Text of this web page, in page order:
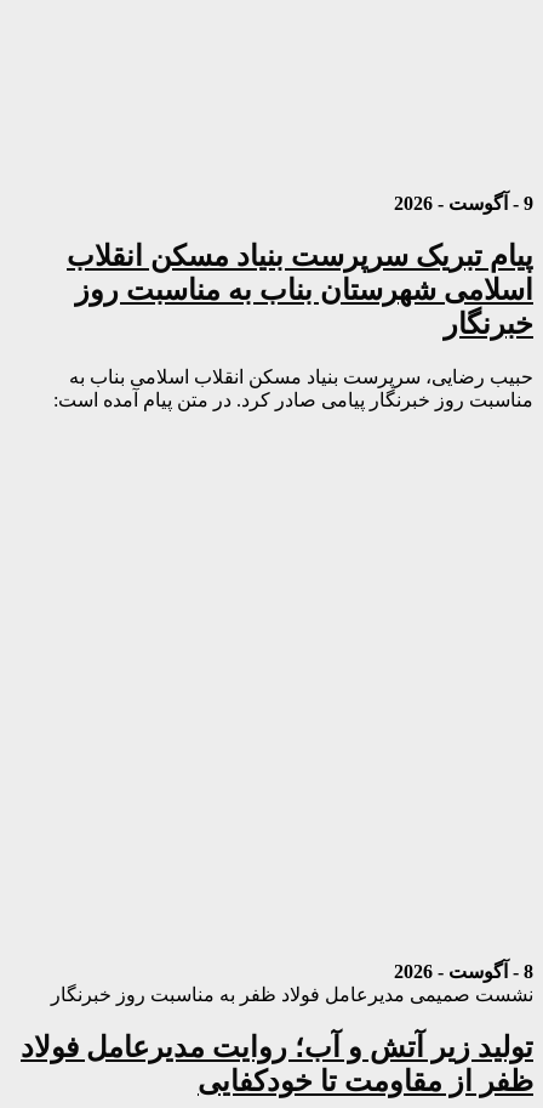
9 - آگوست - 2026
پیام تبریک سرپرست بنیاد مسکن انقلاب
اسلامی شهرستان بناب به مناسبت روز
خبرنگار
حبیب رضایی، سرپرست بنیاد مسکن انقلاب اسلامی بناب به
مناسبت روز خبرنگار پیامی صادر کرد. در متن پیام آمده است:
8 - آگوست - 2026
نشست صمیمی مدیرعامل فولاد ظفر به مناسبت روز خبرنگار
تولید زیر آتش و آب؛ روایت مدیرعامل فولاد
ظفر از مقاومت تا خودکفایی